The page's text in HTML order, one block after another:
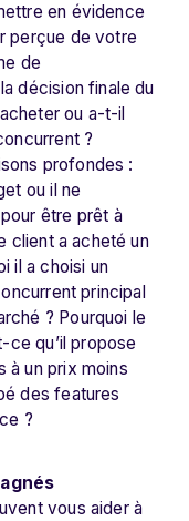
en évidence
perçue de votre
de
décision finale du
ou a-t-il
?
profondes :
ou il ne
être prêt à
client a acheté un
il a choisi un
principal
? Pourquoi le
ce qu’il propose
à un prix moins
des features
?
vous aider à